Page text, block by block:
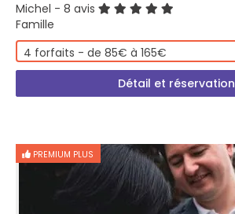
Michel - 8 avis
Famille
4 forfaits - de 85€ à 165€
Détail et réservation
PREMIUM PLUS